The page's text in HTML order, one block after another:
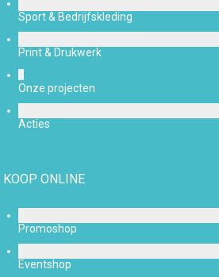
Sport & Bedrijfskleding
Print & Drukwerk
Onze projecten
Acties
KOOP ONLINE
Promoshop
Eventshop